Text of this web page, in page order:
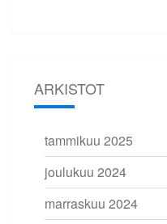
ARKISTOT
tammikuu 2025
joulukuu 2024
marraskuu 2024